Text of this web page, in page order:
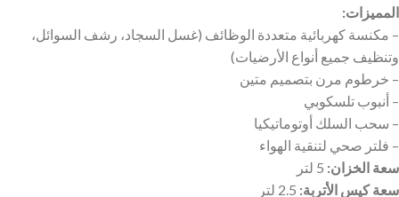
المميزات:
– مكنسة كهربائية متعددة الوظائف (غسل السجاد، رشف السوائل،
وتنظيف جميع أنواع الأرضيات)
– خرطوم مرن بتصميم متين
– أنبوب تلسكوبي
– سحب السلك أوتوماتيكيا
– فلتر صحي لتنقية الهواء
سعة الخزان:
سعة كيس الأتربة: